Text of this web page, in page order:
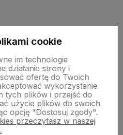
cookie
im technologie
działanie strony i
ofertę do Twoich
wykorzystanie
tych plików i przejść do
użycie plików do swoich
opcję "Dostosuj zgody".
przeczytasz w naszej